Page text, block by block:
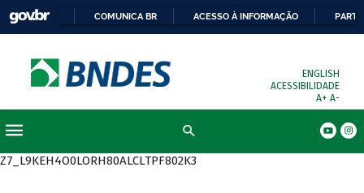
COMUNICA BR ACESSO À INFORMAÇÃO
ENGLISH
ACESSIBILIDADE
A+ A-
Z7_L9KEH4O0LORH80ALCLTPF802K3